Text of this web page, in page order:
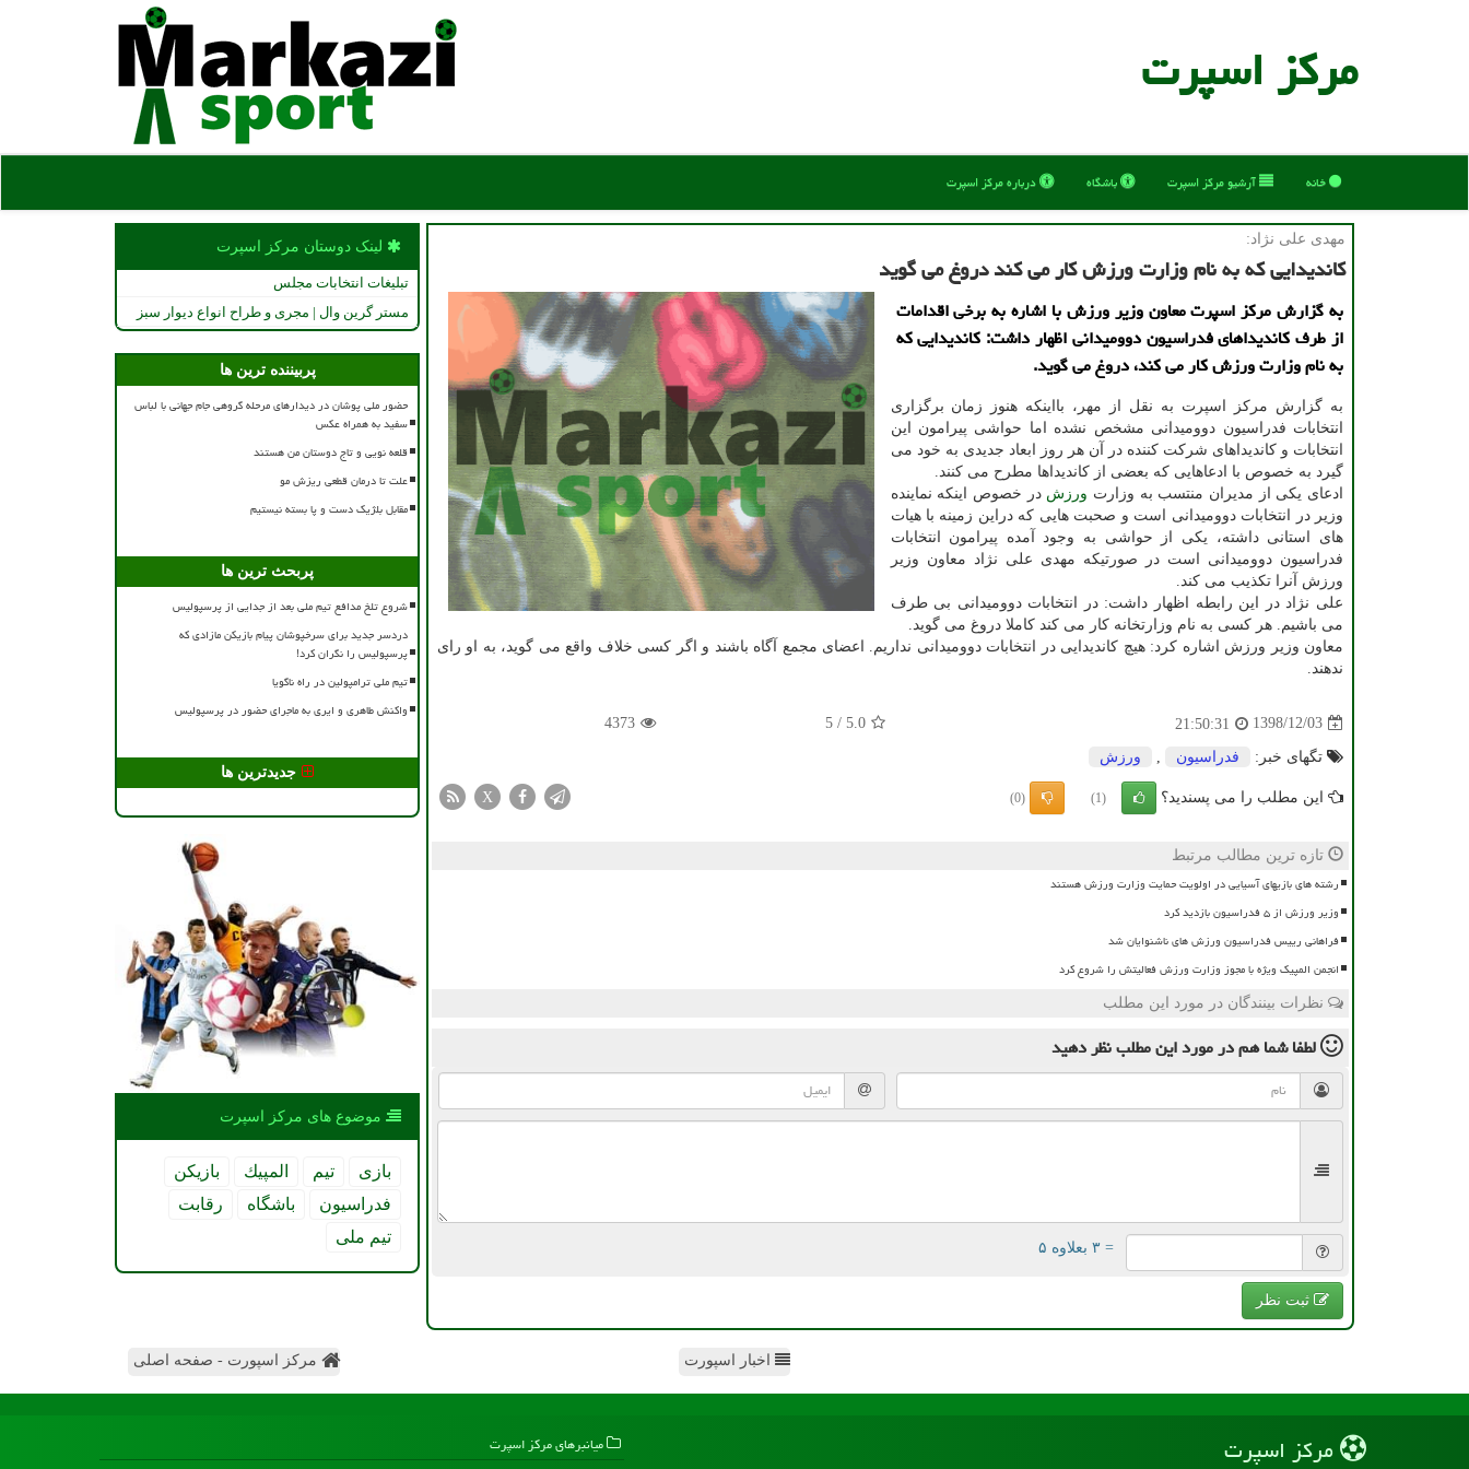
مركز اسپرت
خانه آرشیو مركز اسپرت باشگاه درباره مركز اسپرت
مهدی علی نژاد:
كاندیدایی كه به نام وزارت ورزش كار می كند دروغ می گوید
به گزارش مركز اسپرت معاون وزیر ورزش با اشاره به برخی اقدامات
از طرف كاندیداهای فدراسیون دوومیدانی اظهار داشت: كاندیدایی كه
به نام وزارت ورزش كار می كند، دروغ می گوید.
به گزارش مركز اسپرت به نقل از مهر، بااینكه هنوز زمان برگزاری
انتخابات فدراسیون دوومیدانی مشخص نشده اما حواشی پیرامون این
انتخابات و كاندیداهای شركت كننده در آن هر روز ابعاد جدیدی به خود می
گیرد به خصوص با ادعاهایی كه بعضی از كاندیداها مطرح می كنند.
ادعای یكی از مدیران منتسب به وزارت ورزش در خصوص اینكه نماینده
وزیر در انتخابات دوومیدانی است و صحبت هایی كه دراین زمینه با هیات
های استانی داشته، یكی از حواشی به وجود آمده پیرامون انتخابات
فدراسیون دوومیدانی است در صورتیكه مهدی علی نژاد معاون وزیر
ورزش آنرا تكذیب می كند.
علی نژاد در این رابطه اظهار داشت: در انتخابات دوومیدانی بی طرف
می باشیم. هر كسی به نام وزارتخانه كار می كند كاملا دروغ می گوید.
معاون وزیر ورزش اشاره كرد: هیچ كاندیدایی در انتخابات دوومیدانی نداریم. اعضای مجمع آگاه باشند و اگر كسی خلاف واقع می گوید، به او رای
ندهند.
1398/12/03
21:50:31
5.0
/
5
4373
تگهای خبر: فدراسیون ورزش
این مطلب را می پسندید؟ (1)
(0)
X
تازه ترین مطالب مرتبط
رشته های بازیهای آسیایی در اولویت حمایت وزارت ورزش هستند
وزیر ورزش از ۵ فدراسیون بازدید کرد
فراهانی رییس فدراسیون ورزش های ناشنوایان شد
انجمن المپیک ویژه با مجوز وزارت ورزش فعالیتش را شروع کرد
نظرات بینندگان در مورد این مطلب
لطفا شما همدر مورد این مطلبنظر دهید
= ۳ بعلاوه ۵
ثبت نظر
لینک دوستان مركز اسپرت
تبلیغات انتخابات مجلس
مستر گرین وال | مجری و طراح انواع دیوار سبز
پربیننده ترین ها
حضور ملی پوشان در دیدارهای مرحله گروهی جام جهانی با لباس
سفید به همراه عکس
قلعه نویی و تاج دوستان من هستند
علت تا درمان قطعی ریزش مو
مقابل بلژیک دست و پا بسته نیستیم
پربحث ترین ها
شروع تلخ مدافع تیم ملی بعد از جدایی از پرسپولیس
دردسر جدید برای سرخپوشان پیام بازیکن مازادی که
پرسپولیس را نگران کرد!
تیم ملی ترامپولین در راه ناگویا
واکنش طاهری و ایری به ماجرای حضور در پرسپولیس
جدیدترین ها
موضوع های مركز اسپرت
بازی تیم المپیك
بازیكن
فدراسیون
باشگاه
رقابت
تیم ملی
اخبار اسپورت مرکز اسپورت - صفحه اصلی
مركز اسپرت میانبرهای مركز اسپرت